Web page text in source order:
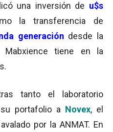
una inversión de u$s
la transferencia de
generación desde la
Mabxience tiene en la
tanto el laboratorio
portafolio a Novex, el
por la ANMAT. En